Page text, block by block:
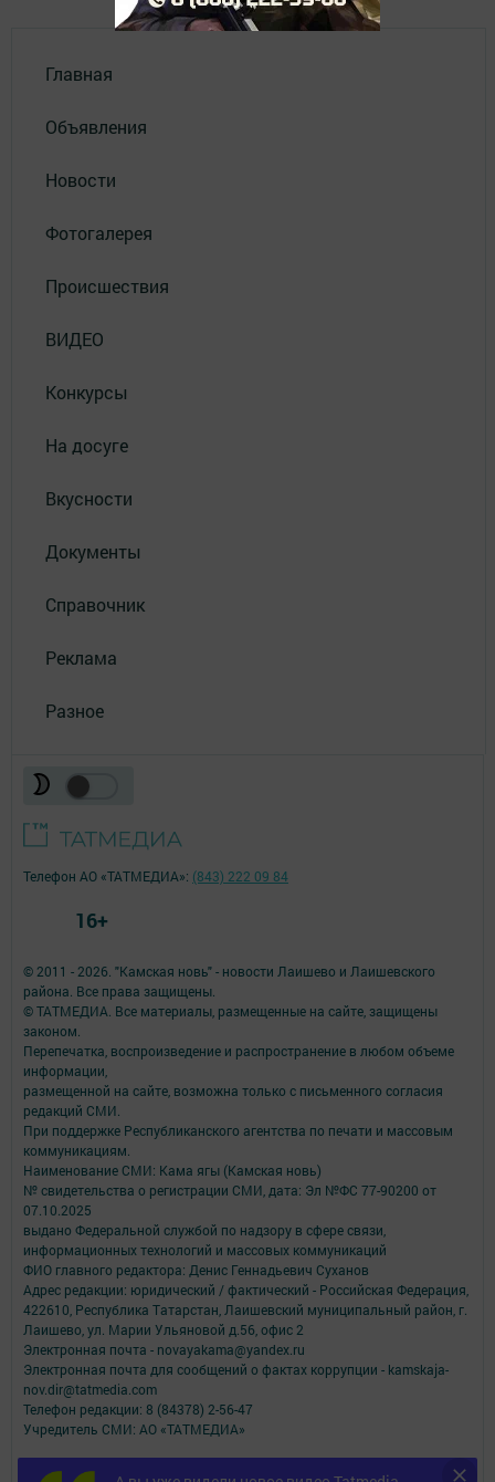
Главная
Объявления
Новости
Фотогалерея
Происшествия
ВИДЕО
Конкурсы
На досуге
Вкусности
Документы
Справочник
Реклама
Разное
© 2011 - 2026. "Камская новь" - новости Лаишево и Лаишевского
района. Все права защищены.
© ТАТМЕДИА. Все материалы, размещенные на сайте, защищены
законом.
Перепечатка, воспроизведение и распространение в любом объеме
информации,
размещенной на сайте, возможна только с письменного согласия
редакций СМИ.
При поддержке Республиканского агентства по печати и массовым
коммуникациям.
Наименование СМИ: Кама ягы (Камская новь)
№ свидетельства о регистрации СМИ, дата: Эл №ФC 77-90200 от
07.10.2025
выдано Федеральной службой по надзору в сфере связи,
информационных технологий и массовых коммуникаций
ФИО главного редактора: Денис Геннадьевич Суханов
Адрес редакции: юридический / фактический - Российская Федерация,
422610, Республика Татарстан, Лаишевский муниципальный район, г.
Лаишево, ул. Марии Ульяновой д.56, офис 2
Электронная почта - novayakama@yandex.ru
Электронная почта для сообщений о фактах коррупции - kamskaja-
nov.dir@tatmedia.com
Телефон редакции: 8 (84378) 2-56-47
Учредитель СМИ: АО «ТАТМЕДИА»
Антикоррупционная политика
Телефон АО «ТАТМЕДИА»: (843) 222 09 84
16+